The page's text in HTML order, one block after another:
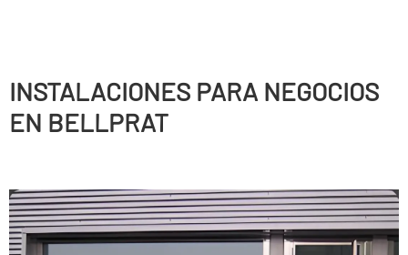
INSTALACIONES PARA NEGOCIOS
EN BELLPRAT